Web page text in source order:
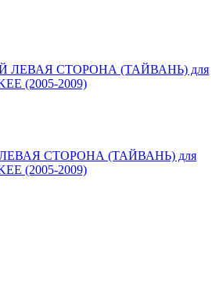
СТОРОНА (ТАЙВАНЬ) для
(2005-2009)